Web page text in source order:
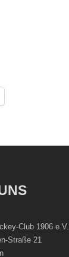
Club 1906 e.V.
Straße 21